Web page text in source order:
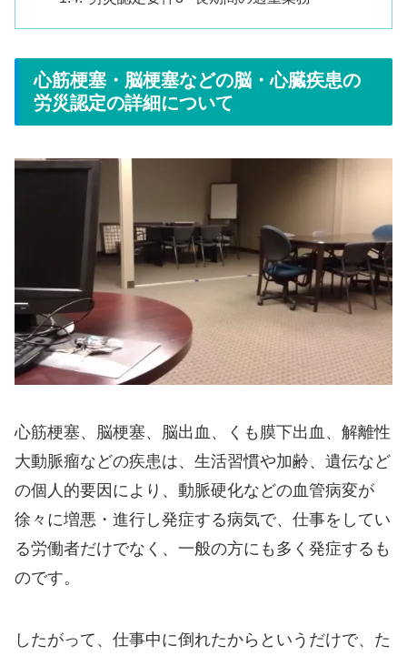
心筋梗塞・脳梗塞などの脳・心臓疾患の
労災認定の詳細について
心筋梗塞、脳梗塞、脳出血、くも膜下出血、解離性
大動脈瘤などの疾患は、生活習慣や加齢、遺伝など
の個人的要因により、動脈硬化などの血管病変が
徐々に増悪・進行し発症する病気で、仕事をしてい
る労働者だけでなく、一般の方にも多く発症するも
のです。
したがって、仕事中に倒れたからというだけで、た